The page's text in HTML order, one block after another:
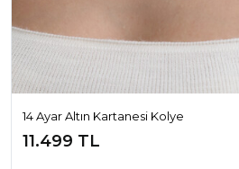
14 Ayar Altın Kartanesi Kolye
11.499 TL